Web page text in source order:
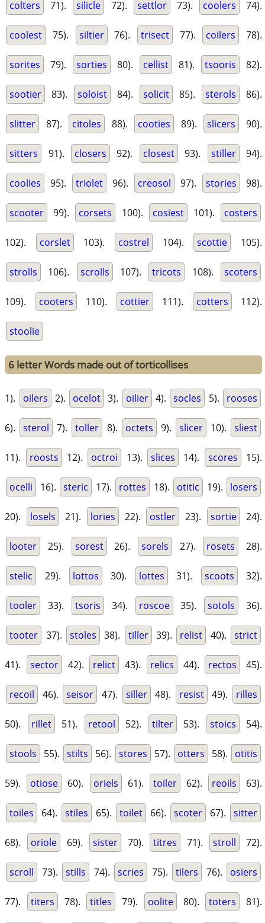
colters 71). silicle 72). settlor 73). coolers 74).
coolest 75). siltier 76). trisect 77). coilers 78).
sorites 79). sorties 80). cellist 81). tsooris 82).
sootier 83). soloist 84). solicit 85). sterols 86).
slitter 87). citoles 88). cooties 89). slicers 90).
sitters 91). closers 92). closest 93). stiller 94).
coolies 95). triolet 96). creosol 97). stories 98).
scooter 99). corsets 100). cosiest 101). costers
102). corslet 103). costrel 104). scottie 105).
strolls 106). scrolls 107). tricots 108). scoters
109). cooters 110). cottier 111). cotters 112).
stoolie
6 letter Words made out of torticollises
1). oilers 2). ocelot 3). oilier 4). socles 5). rooses
6). sterol 7). toller 8). octets 9). slicer 10). sliest
11). roosts 12). octroi 13). slices 14). scores 15).
ocelli 16). steric 17). rottes 18). otitic 19). losers
20). losels 21). lories 22). ostler 23). sortie 24).
looter 25). sorest 26). sorels 27). rosets 28).
stelic 29). lottos 30). lottes 31). scoots 32).
tooler 33). tsoris 34). roscoe 35). sotols 36).
tooter 37). stoles 38). tiller 39). relist 40). strict
41). sector 42). relict 43). relics 44). rectos 45).
recoil 46). seisor 47). siller 48). resist 49). rilles
50). rillet 51). retool 52). tilter 53). stoics 54).
stools 55). stilts 56). stores 57). otters 58). otitis
59). otiose 60). oriels 61). toiler 62). reoils 63).
toiles 64). stiles 65). toilet 66). scoter 67). sitter
68). oriole 69). sister 70). titres 71). stroll 72).
scroll 73). stills 74). scries 75). tilers 76). osiers
77). titers 78). titles 79). oolite 80). toters 81).